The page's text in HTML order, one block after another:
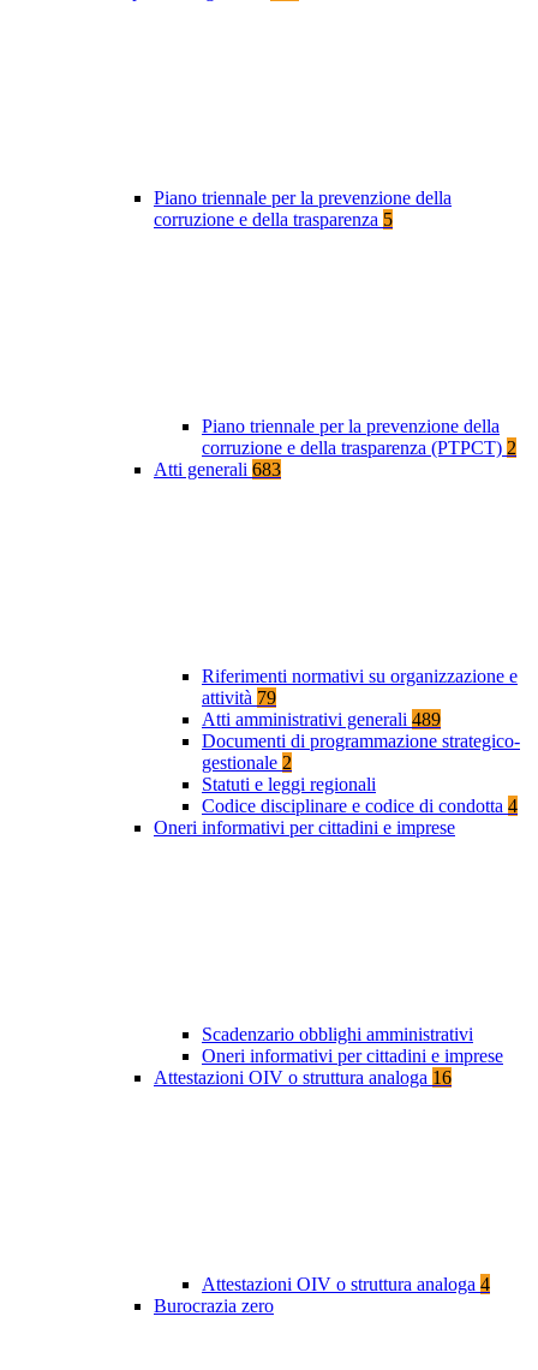
Piano triennale per la prevenzione della
corruzione e della trasparenza 5
Piano triennale per la prevenzione della
corruzione e della trasparenza (PTPCT) 2
Atti generali 683
Riferimenti normativi su organizzazione e
attività 79
Atti amministrativi generali 489
Documenti di programmazione strategico-
gestionale 2
Statuti e leggi regionali
Codice disciplinare e codice di condotta 4
Oneri informativi per cittadini e imprese
Scadenzario obblighi amministrativi
Oneri informativi per cittadini e imprese
Attestazioni OIV o struttura analoga 16
Attestazioni OIV o struttura analoga 4
Burocrazia zero